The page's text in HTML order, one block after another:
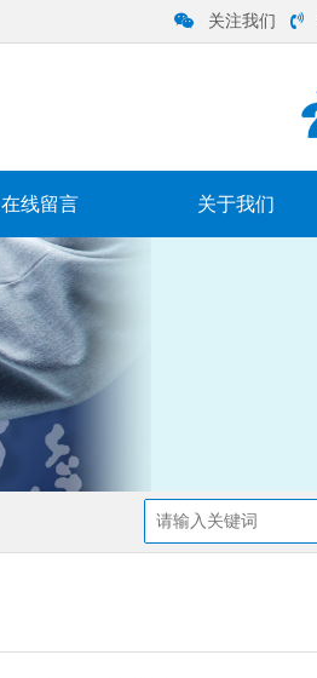
关注我们
在线留言 关于我们